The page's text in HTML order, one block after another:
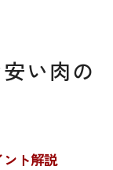
い肉の
ント解説